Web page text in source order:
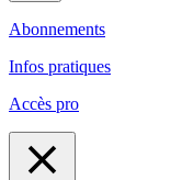
Abonnements
Infos pratiques
Accès pro